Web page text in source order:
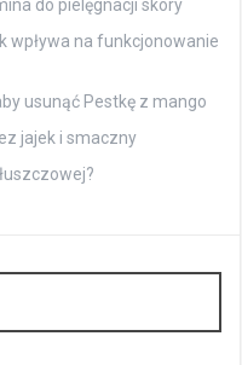
do pielęgnacji skóry
wpływa na funkcjonowanie
usunąć Pestkę z mango
jajek i smaczny